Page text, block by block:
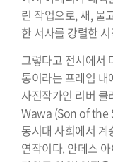
린 작업으로, 새, 물
한 서사를 강렬한
그렇다고 전시에서
통이라는 프레임 내
사진작가인 리버
Wawa (Son of the
동시대 사회에서 계
연작이다. 안데스